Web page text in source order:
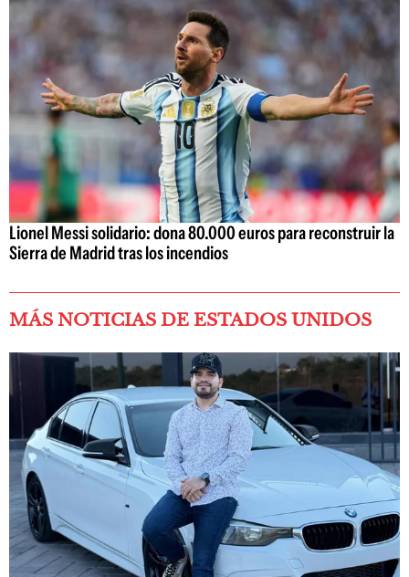
Lionel Messi solidario: dona 80.000 euros para reconstruir la
Sierra de Madrid tras los incendios
MÁS NOTICIAS DE ESTADOS UNIDOS